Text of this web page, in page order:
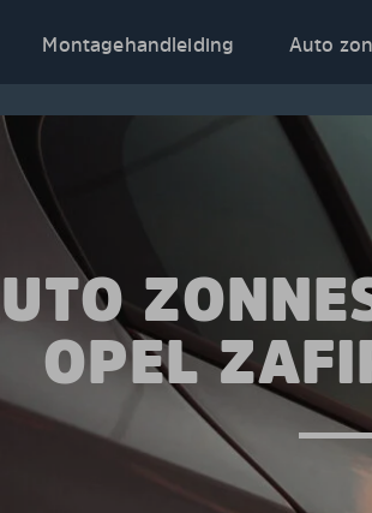
Montagehandleiding Auto
OPEL